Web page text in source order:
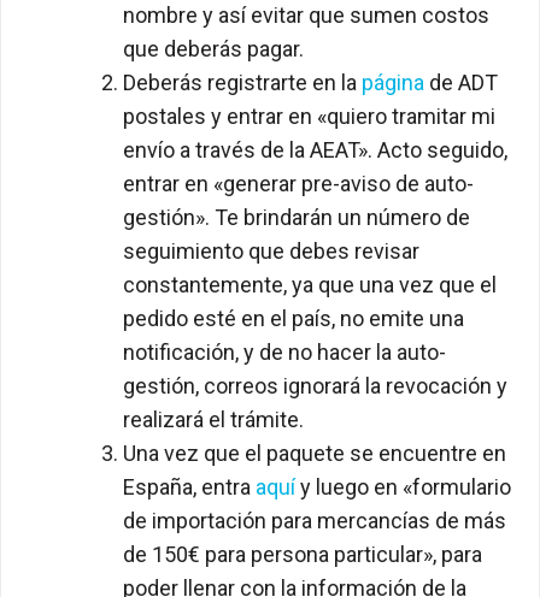
nombre y así evitar que sumen costos
que deberás pagar.
Deberás registrarte en la página de ADT
postales y entrar en «quiero tramitar mi
envío a través de la AEAT». Acto seguido,
entrar en «generar pre-aviso de auto-
gestión». Te brindarán un número de
seguimiento que debes revisar
constantemente, ya que una vez que el
pedido esté en el país, no emite una
notificación, y de no hacer la auto-
gestión, correos ignorará la revocación y
realizará el trámite.
Una vez que el paquete se encuentre en
España, entra aquíy luego en «formulario
de importación para mercancías de más
de 150€ para persona particular», para
poder llenar con la información de la